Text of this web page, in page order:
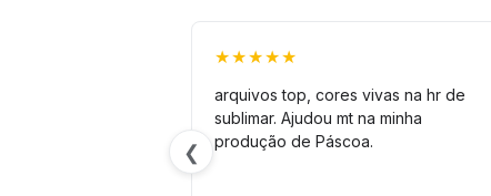
❮
★★★★★
arquivos top, cores vivas na hr de
sublimar. Ajudou mt na minha
produção de Páscoa.